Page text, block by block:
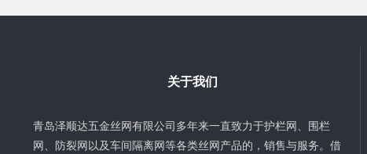
关于我们
青岛泽顺达五金丝网有限公司多年来一直致力于护栏网、围栏
网、防裂网以及车间隔离网等各类丝网产品的，销售与服务。借